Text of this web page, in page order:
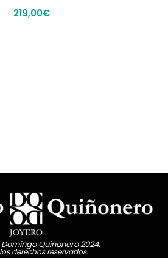
219,00€
Quiñonero 2024.
derechos reservados.